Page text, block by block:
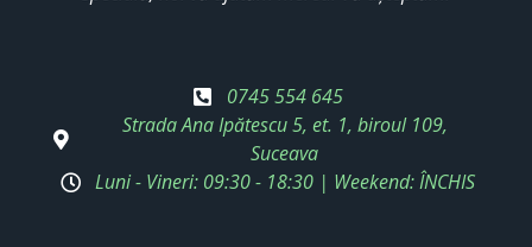
0745 554 645
Strada Ana Ipătescu 5, et. 1, biroul 109,
Suceava
Luni - Vineri: 09:30 - 18:30 | Weekend: ÎNCHIS